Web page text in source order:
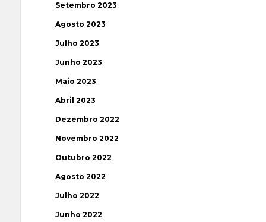
Setembro 2023
Agosto 2023
Julho 2023
Junho 2023
Maio 2023
Abril 2023
Dezembro 2022
Novembro 2022
Outubro 2022
Agosto 2022
Julho 2022
Junho 2022